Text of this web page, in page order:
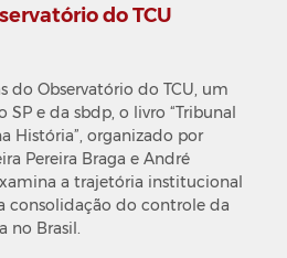
do TCU
do Observatório do TCU, um
e da sbdp, o livro “Tribunal
História”, organizado por
Pereira Braga e André
a trajetória institucional
consolidação do controle da
no Brasil.